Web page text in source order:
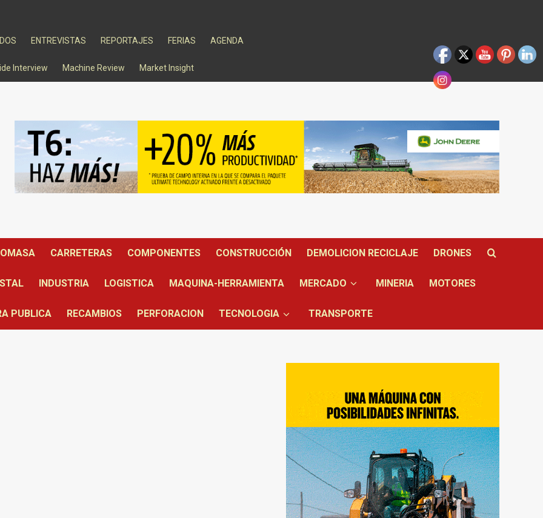
ENTREVISTAS REPORTAJES FERIAS AGENDA
Interview Machine Review Market Insight
CARRETERAS COMPONENTES CONSTRUCCIÓN DEMOLICION RECICLAJE DRONES
INDUSTRIA LOGISTICA MAQUINA-HERRAMIENTA MERCADO MINERIA MOTORES
PUBLICA RECAMBIOS PERFORACION TECNOLOGIA TRANSPORTE